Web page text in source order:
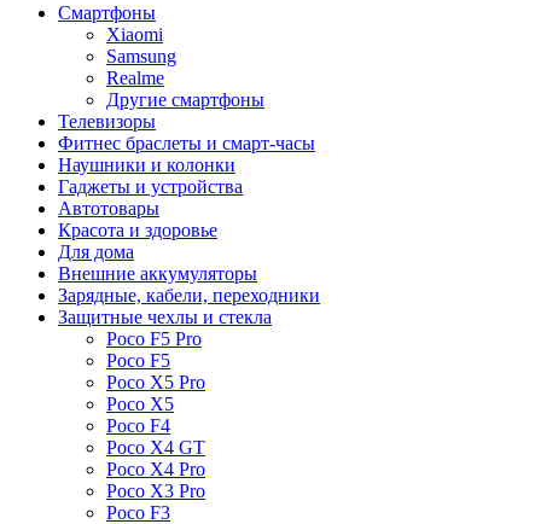
Смартфоны
Xiaomi
Samsung
Realme
Другие смартфоны
Телевизоры
Фитнес браслеты и смарт-часы
Наушники и колонки
Гаджеты и устройства
Автотовары
Красота и здоровье
Для дома
Внешние аккумуляторы
Зарядные, кабели, переходники
Защитные чехлы и стекла
Poco F5 Pro
Poco F5
Poco X5 Pro
Poco X5
Poco F4
Poco X4 GT
Poco X4 Pro
Poco X3 Pro
Poco F3